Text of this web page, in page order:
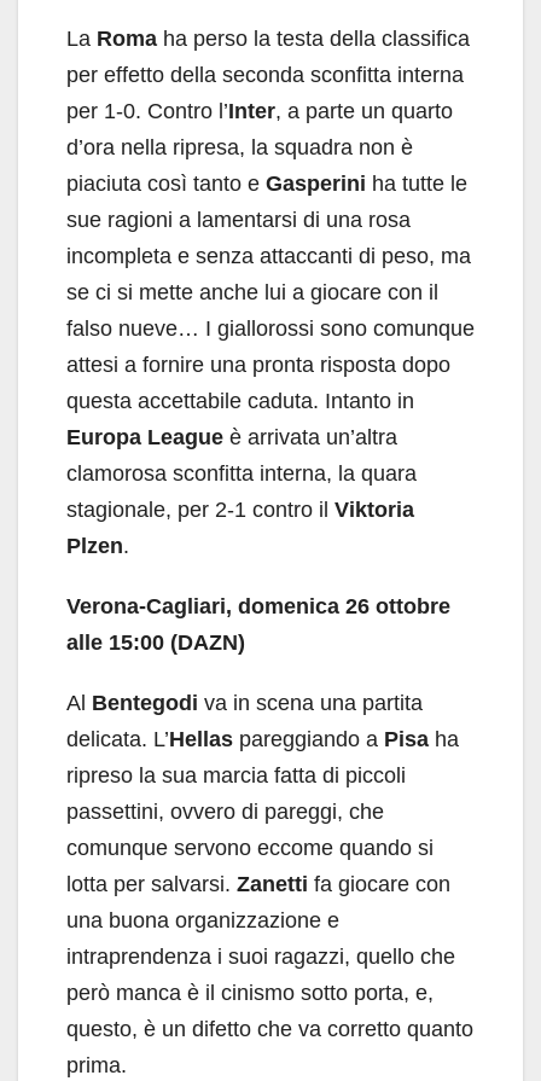
La Roma ha perso la testa della classifica
per effetto della seconda sconfitta interna
per 1-0. Contro l’Inter, a parte un quarto
d’ora nella ripresa, la squadra non è
piaciuta così tanto e Gasperini ha tutte le
sue ragioni a lamentarsi di una rosa
incompleta e senza attaccanti di peso, ma
se ci si mette anche lui a giocare con il
falso nueve… I giallorossi sono comunque
attesi a fornire una pronta risposta dopo
questa accettabile caduta. Intanto in
Europa League è arrivata un’altra
clamorosa sconfitta interna, la quara
stagionale, per 2-1 contro il Viktoria
Plzen.
Verona-Cagliari, domenica 26 ottobre
alle 15:00 (DAZN)
Al Bentegodi va in scena una partita
delicata. L’Hellas pareggiando a Pisa ha
ripreso la sua marcia fatta di piccoli
passettini, ovvero di pareggi, che
comunque servono eccome quando si
lotta per salvarsi. Zanetti fa giocare con
una buona organizzazione e
intraprendenza i suoi ragazzi, quello che
però manca è il cinismo sotto porta, e,
questo, è un difetto che va corretto quanto
prima.